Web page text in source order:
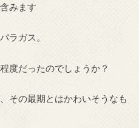
みます
ラガス。
度だったのでしょうか？
その最期とはかわいそうなも